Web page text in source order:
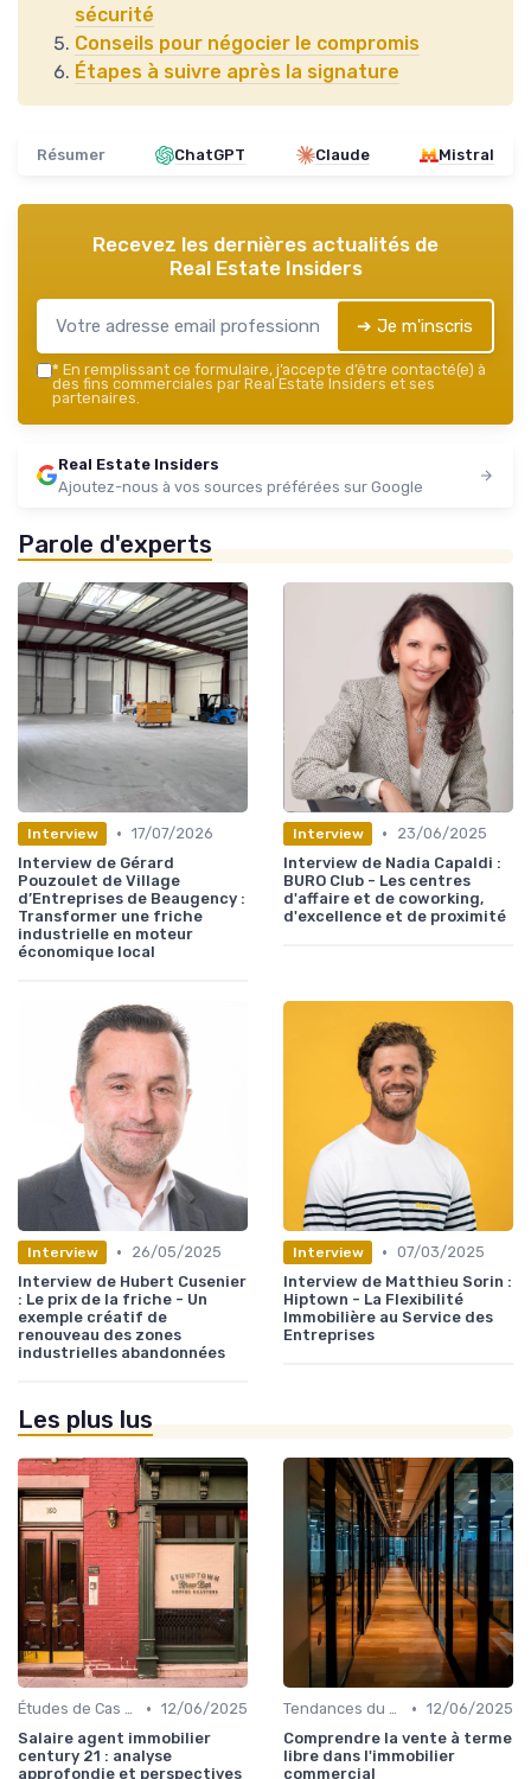
sécurité
Conseils pour négocier le compromis
Étapes à suivre après la signature
Résumer ChatGPT Claude Mistral
Recevez les dernières actualités de
Real Estate Insiders
➔ Je m'inscris
* En remplissant ce formulaire, j’accepte d’être contacté(e) à
des fins commerciales par Real Estate Insiders et ses
partenaires.
Real Estate Insiders
Ajoutez-nous à vos sources préférées sur Google
Parole d'experts
Interview • 17/07/2026
Interview de Gérard
Pouzoulet de Village
d’Entreprises de Beaugency :
Transformer une friche
industrielle en moteur
économique local
Interview •
23/06/2025
Interview de Nadia Capaldi :
BURO Club - Les centres
d'affaire et de coworking,
d'excellence et de proximité
Interview •
26/05/2025
Interview de Hubert Cusenier
: Le prix de la friche - Un
exemple créatif de
renouveau des zones
industrielles abandonnées
Interview • 07/03/2025
Interview de Matthieu Sorin :
Hiptown - La Flexibilité
Immobilière au Service des
Entreprises
Les plus lus
Études de Cas et Exemples de Réussite • 12/06/2025
Salaire agent immobilier
century 21 : analyse
approfondie et perspectives
Tendances du Marché Immobilier Commercial • 12/06/2025
Comprendre la vente à terme
libre dans l'immobilier
commercial